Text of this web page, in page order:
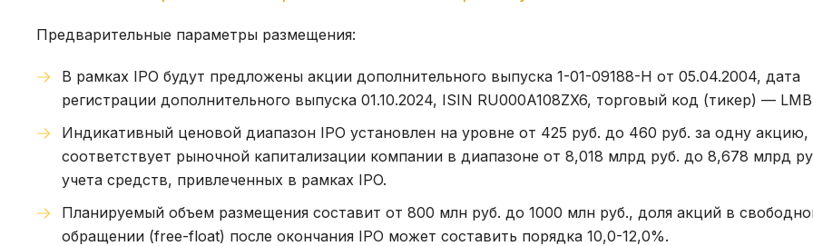
Предварительные параметры размещения:
В рамках IPO будут предложены акции дополнительного выпуска 1-01-09188-H от 05.04.2004, дата
регистрации дополнительного выпуска 01.10.2024, ISIN RU000A108ZX6, торговый код (тикер) —
Индикативный ценовой диапазон IPO установлен на уровне от 425 руб. до 460 руб. за одну акцию,
соответствует рыночной капитализации компании в диапазоне от 8,018 млрд руб. до 8,678 млрд
учета средств, привлеченных в рамках IPO.
Планируемый объем размещения составит от 800 млн руб. до 1000 млн руб., доля акций в
обращении (free-float) после окончания IPO может составить порядка 10,0-12,0%.